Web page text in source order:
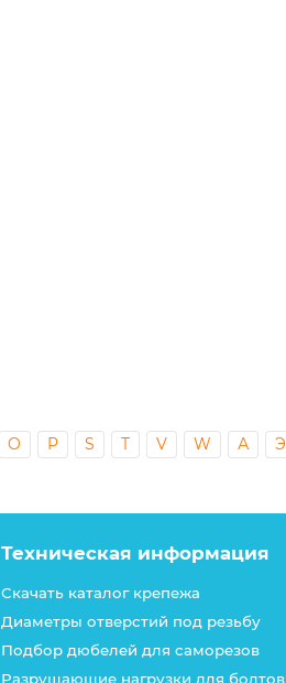
O P S T V W А Э
Техническая информация
Скачать каталог крепежа
Диаметры отверстий под резьбу
Подбор дюбелей для саморезов
Разрушающие нагрузки для болтов